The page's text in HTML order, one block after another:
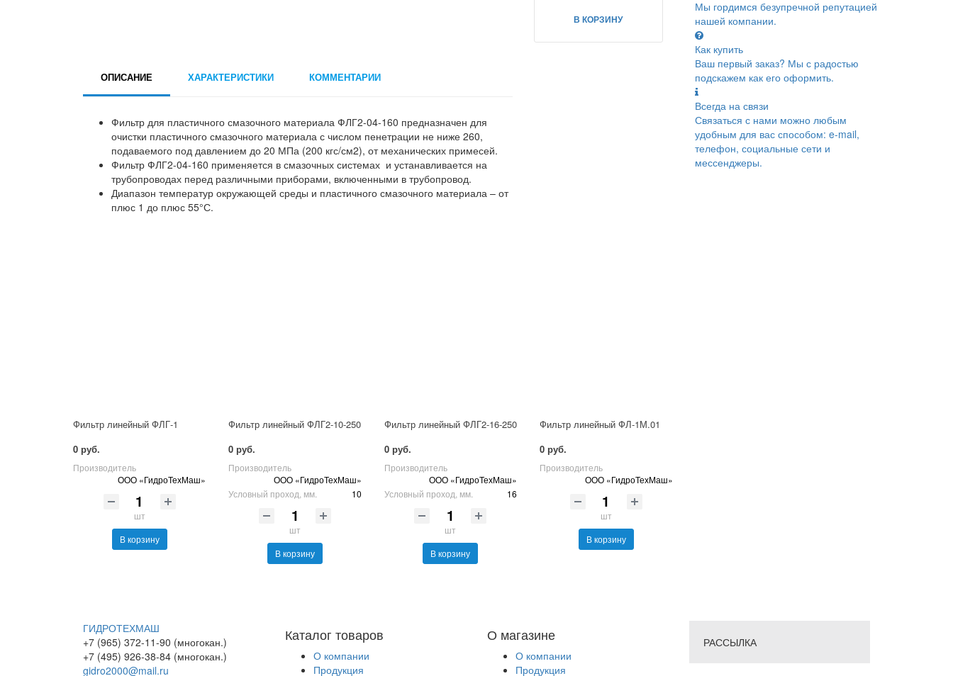
В КОРЗИНУ
ОПИСАНИЕ ХАРАКТЕРИСТИКИ КОММЕНТАРИИ
Фильтр для пластичного смазочного материала ФЛГ2-04-160 предназначен для
очистки пластичного смазочного материала с числом пенетрации не ниже 260,
подаваемого под давлением до 20 МПа (200 кгс/см2), от механических примесей.
Фильтр ФЛГ2-04-160 применяется в смазочных системах и устанавливается на
трубопроводах перед различными приборами, включенными в трубопровод.
Диапазон температур окружающей среды и пластичного смазочного материала – от
плюс 1 до плюс 55°С.
Фильтр линейный ФЛГ-1
0 руб.
Производитель
ООО «ГидроТехМаш»
шт
В корзину
Фильтр линейный ФЛГ2-10-250
0 руб.
Производитель
ООО «ГидроТехМаш»
Условный проход, мм.
10
шт
В корзину
Фильтр линейный ФЛГ2-16-250
0 руб.
Производитель
ООО «ГидроТехМаш»
Условный проход, мм.
16
шт
В корзину
Фильтр линейный ФЛ-1М.01
0 руб.
Производитель
ООО «ГидроТехМаш»
шт
В корзину
Мы гордимся безупречной репутацией
нашей компании.
Как купить
Ваш первый заказ? Мы с радостью
подскажем как его оформить.
Всегда на связи
Связаться с нами можно любым
удобным для вас способом: e-mail,
телефон, социальные сети и
мессенджеры.
О магазине
О компании
Продукция
Каталог товаров
О компании
Продукция
РАССЫЛКА
ГИДРОТЕХМАШ
+7 (965) 372-11-90 (многокан.)
+7 (495) 926-38-84 (многокан.)
gidro2000@mail.ru